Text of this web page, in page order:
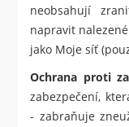
neobsahují
napravit
jako Moje síť
Ochrana proti
zabezpečení,
- zabraňuje